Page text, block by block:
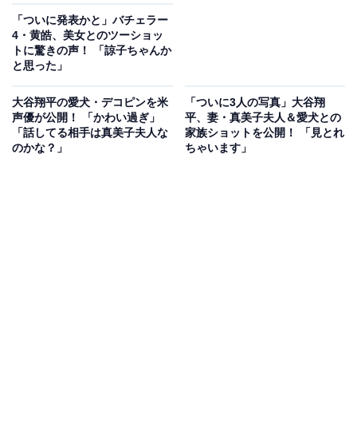
「ついに発表かと」バチェラー
4・黄皓、美女とのツーショッ
トに驚きの声！ 「諒子ちゃんか
と思った」
大谷翔平の愛犬・デコピンを米
声優が公開！ 「かわい過ぎ」
「話してる相手は真美子夫人な
のかな？」
「ついに3人の写真」大谷翔
平、妻・真美子夫人＆愛犬との
家族ショットを公開！ 「見とれ
ちゃいます」